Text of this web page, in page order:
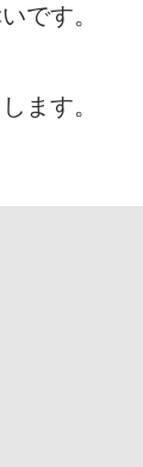
です。
ます。